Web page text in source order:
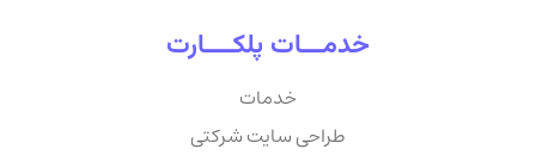
خدمـــات پلکــــارت
خدمات
طراحی سایت شرکتی